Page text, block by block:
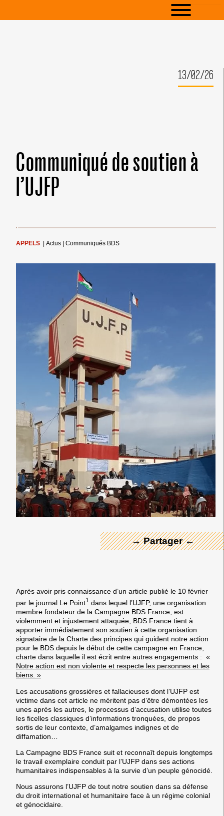
13/02/26
Communiqué de soutien à
l’UJFP
APPELS Actus Communiqués BDS
→ Partager ←
← Merci ! →
Après avoir pris connaissance d’un article publié le 10 février
par le journal Le Point1
dans lequel l’UJFP, une organisation
membre fondateur de la Campagne BDS France, est
violemment et injustement attaquée, BDS France tient à
apporter immédiatement son soutien à cette organisation
signataire de la Charte des principes qui guident notre action
pour le BDS depuis le début de cette campagne en France,
charte dans laquelle il est écrit entre autres engagements : «
Notre action est non violente et respecte les personnes et les
biens. »
Les accusations grossières et fallacieuses dont l’UJFP est
victime dans cet article ne méritent pas d’être démontées les
unes après les autres, le processus d’accusation utilise toutes
les ficelles classiques d’informations tronquées, de propos
sortis de leur contexte, d’amalgames indignes et de
diffamation…
La Campagne BDS France suit et reconnaît depuis longtemps
le travail exemplaire conduit par l’UJFP dans ses actions
humanitaires indispensables à la survie d’un peuple génocidé.
Nous assurons l’UJFP de tout notre soutien dans sa défense
du droit international et humanitaire face à un régime colonial
et génocidaire.